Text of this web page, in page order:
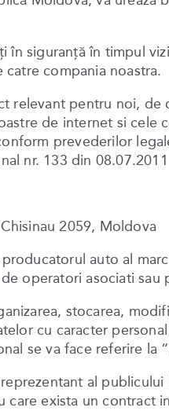
siguranţă în timpul
compania noastra.
pentru noi, de
de internet si cele
prevederilor
nr. 133 din
2059, Moldova
auto al
operatori asociati sau
stocarea,
cu caracter
se va face referire la
al
care exista un contract